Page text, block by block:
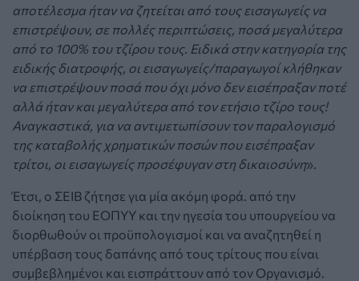
αποτέλεσμα ήταν να ζητείται από τους εισαγωγείς να
επιστρέψουν, σε πολλές περιπτώσεις, ποσά μεγαλύτερα
από το 100% του τζίρου τους. Ειδικά στην κατηγορία της
ειδικής διατροφής, οι εισαγωγείς/παραγωγοί κλήθηκαν
να επιστρέψουν ποσά που όχι μόνο δεν εισέπραξαν ποτέ
αλλά ήταν και μεγαλύτερα από τον ετήσιο τζίρο τους!
Αναγκαστικά, για να αντιμετωπίσουν τον παραλογισμό
της καταβολής χρηματικών ποσών που εισέπραξαν
τρίτοι, οι εισαγωγείς προσέφυγαν στη δικαιοσύνη».
Έτσι, ο ΣΕΙΒ ζήτησε για μία ακόμη φορά. από την
διοίκηση του ΕΟΠΥΥ και την ηγεσία του υπουργείου να
διορθωθούν οι προϋπολογισμοί και να αναζητηθεί η
υπέρβαση τους δαπάνης από τους τρίτους που είναι
συμβεβλημένοι και εισπράττουν από τον Οργανισμό.